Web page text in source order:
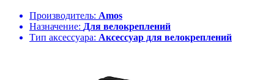
Производитель: Amos
Назначение: Для велокреплений
Тип аксессуара: Аксессуар для велокреплений